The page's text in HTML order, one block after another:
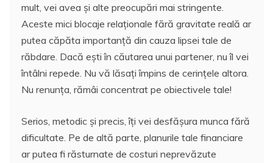
mult, vei avea și alte preocupări mai stringente.
Aceste mici blocaje relaționale fără gravitate reală ar
putea căpăta importanță din cauza lipsei tale de
răbdare. Dacă ești în căutarea unui partener, nu îl vei
întâlni repede. Nu vă lăsați împins de cerințele altora.
Nu renunța, rămâi concentrat pe obiectivele tale!
Serios, metodic și precis, îți vei desfășura munca fără
dificultate. Pe de altă parte, planurile tale financiare
ar putea fi răsturnate de costuri neprevăzute